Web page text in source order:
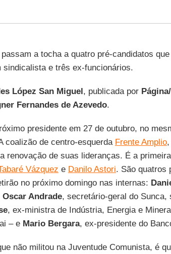
passam a tocha a quatro pré-candidatos
sindicalista e três ex-funcionários.
López San Miguel, publicada por
Fernandes de Azevedo.
presidente em 27 de outubro, no
coalizão de centro-esquerda Frente Amplio,
renovação de suas lideranças. É a
Vázquez e Danilo Astori. São quatros
no próximo domingo nas internas:
Oscar Andrade, secretário-geral do Sunca,
, ex-ministra de Indústria, Energia e
– e Mario Bergara, ex-presidente do
não militou na Juventude Comunista, é